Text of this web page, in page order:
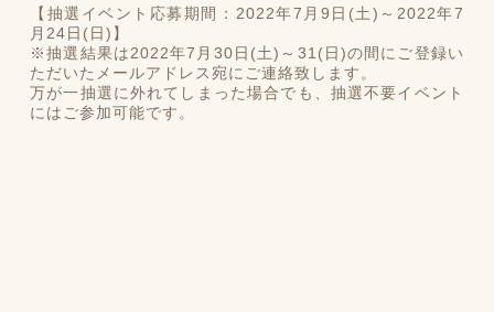
【抽選イベント応募期間：2022年7月9日(土)～2022年7
月24日(日)】
※抽選結果は2022年7月30日(土)～31(日)の間にご登録い
ただいたメールアドレス宛にご連絡致します。
万が一抽選に外れてしまった場合でも、抽選不要イベント
にはご参加可能です。